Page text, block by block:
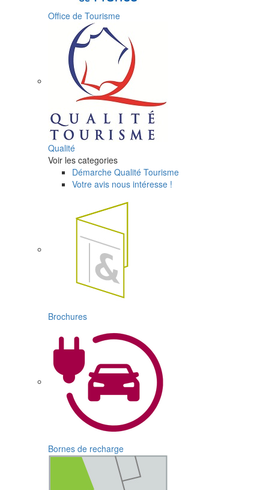
Office de Tourisme
Qualité
Voir les categories
Démarche Qualité Tourisme
Votre avis nous intéresse !
Brochures
Bornes de recharge